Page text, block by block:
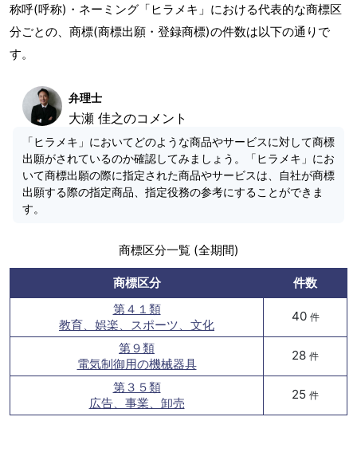
称呼(呼称)・ネーミング「ヒラメキ」における代表的な商標区
分ごとの、商標(商標出願・登録商標)の件数は以下の通りで
す。
弁理士
大瀬 佳之のコメント
「ヒラメキ」においてどのような商品やサービスに対して商標
出願がされているのか確認してみましょう。「ヒラメキ」にお
いて商標出願の際に指定された商品やサービスは、自社が商標
出願する際の指定商品、指定役務の参考にすることができま
す。
商標区分一覧 (全期間)
商標区分
件数
第４１類
教育、娯楽、スポーツ、文化
40 件
第９類
電気制御用の機械器具
28 件
第３５類
広告、事業、卸売
25 件